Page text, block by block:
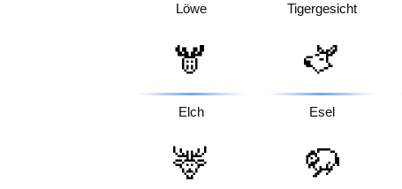
Löwe Tigergesicht
🫎
Elch
🫏
Esel
🦌 🦬